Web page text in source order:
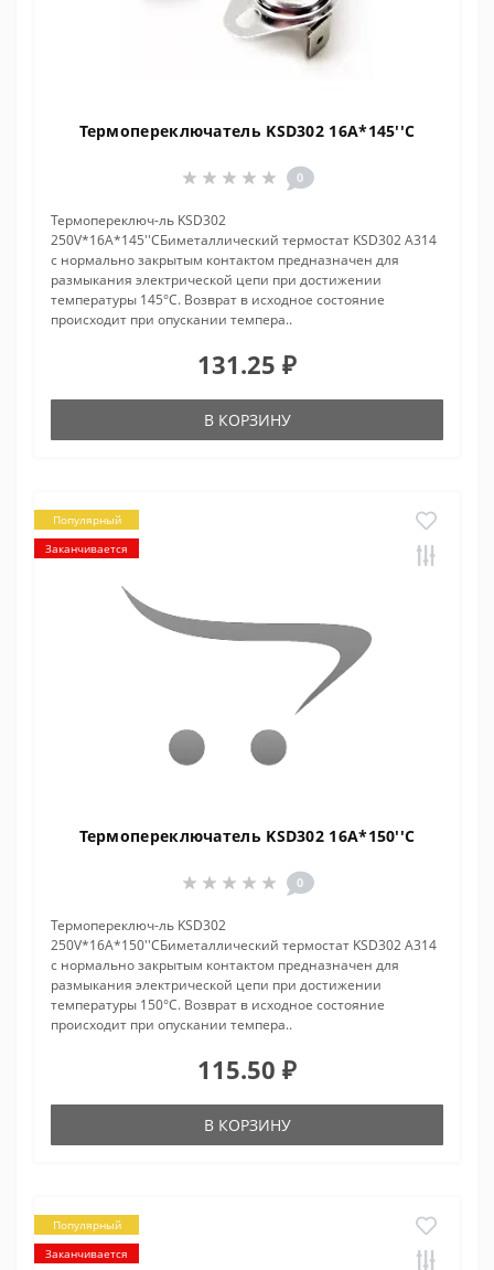
Термопереключатель KSD302 16A*145''C
0
Термопереключ-ль KSD302
250V*16A*145''CБиметаллический термостат KSD302 A314
с нормально закрытым контактом предназначен для
размыкания электрической цепи при достижении
температуры 145°С. Возврат в исходное состояние
происходит при опускании темпера..
131.25 ₽
В КОРЗИНУ
Популярный
Заканчивается
Термопереключатель KSD302 16A*150''C
0
Термопереключ-ль KSD302
250V*16A*150''CБиметаллический термостат KSD302 A314
с нормально закрытым контактом предназначен для
размыкания электрической цепи при достижении
температуры 150°С. Возврат в исходное состояние
происходит при опускании темпера..
115.50 ₽
В КОРЗИНУ
Популярный
Заканчивается